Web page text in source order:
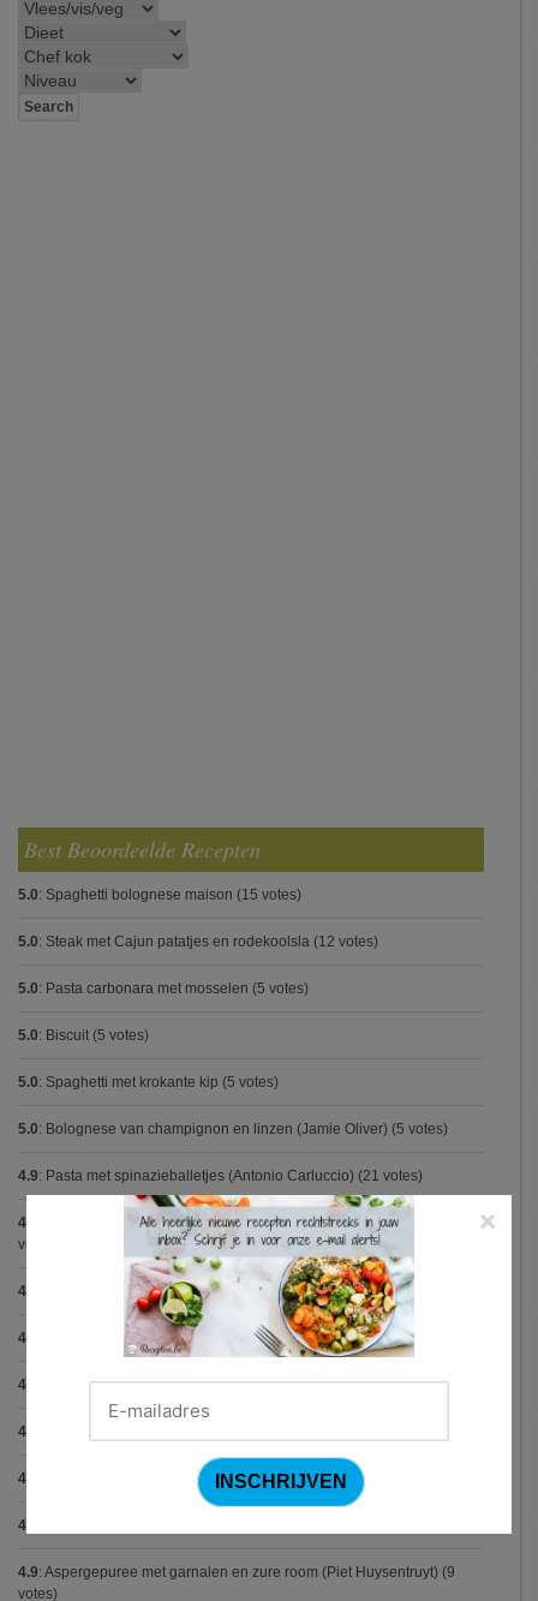
Best Beoordeelde Recepten
5.0: Spaghetti bolognese maison (15 votes)
5.0: Steak met Cajun patatjes en rodekoolsla (12 votes)
5.0: Pasta carbonara met mosselen (5 votes)
5.0: Biscuit (5 votes)
5.0: Spaghetti met krokante kip (5 votes)
5.0: Bolognese van champignon en linzen (Jamie Oliver) (5 votes)
4.9: Pasta met spinazieballetjes (Antonio Carluccio) (21 votes)
4.9 Volkorenspaghetti in mosterdsaus met prei en spek (Colruyt)
votes)
4.9 Gegrilde nougat met esdoornsiroop (14 votes)
4.9 Gegratineerde gehaktballen in tomatensaus(12 votes)
4.9 Gekarameliseerd witloof met serranoham (Ottolenghi)(11 votes)
4.9
4.9 Steak chimichurri (Gordon Ramsay)(10 votes)
4.9
4.9: Aspergepuree met garnalen en zure room (Piet Huysentruyt) (9
votes)
×